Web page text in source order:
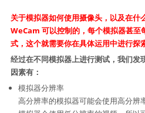
关于模拟器如何使用摄像头，以及在什
WeCam 可以控制的，每个模拟器甚至
式，这个就需要你在具体运用中进行探
经过在不同模拟器上进行测试，我们发
因素有：
模拟器分辨率
高分辨率的模拟器可能会使用高分辨